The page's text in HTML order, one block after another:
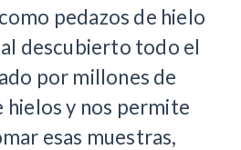
pedazos de hielo
descubierto todo el
por millones de
hielos y nos permite
esas muestras,